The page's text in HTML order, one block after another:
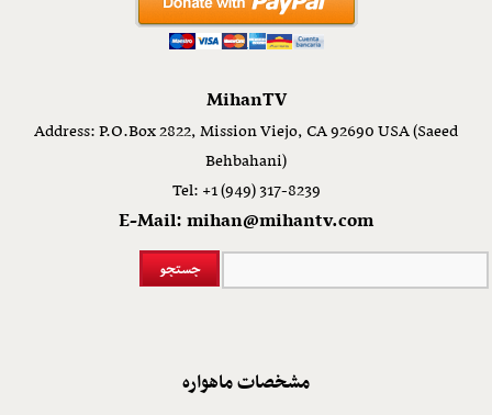
MihanTV
Address: P.O.Box 2822, Mission Viejo, CA 92690 USA (Saeed
Behbahani)
Tel: +1 (949) 317-8239
E-Mail: mihan@mihantv.com
مشخصات ماهواره